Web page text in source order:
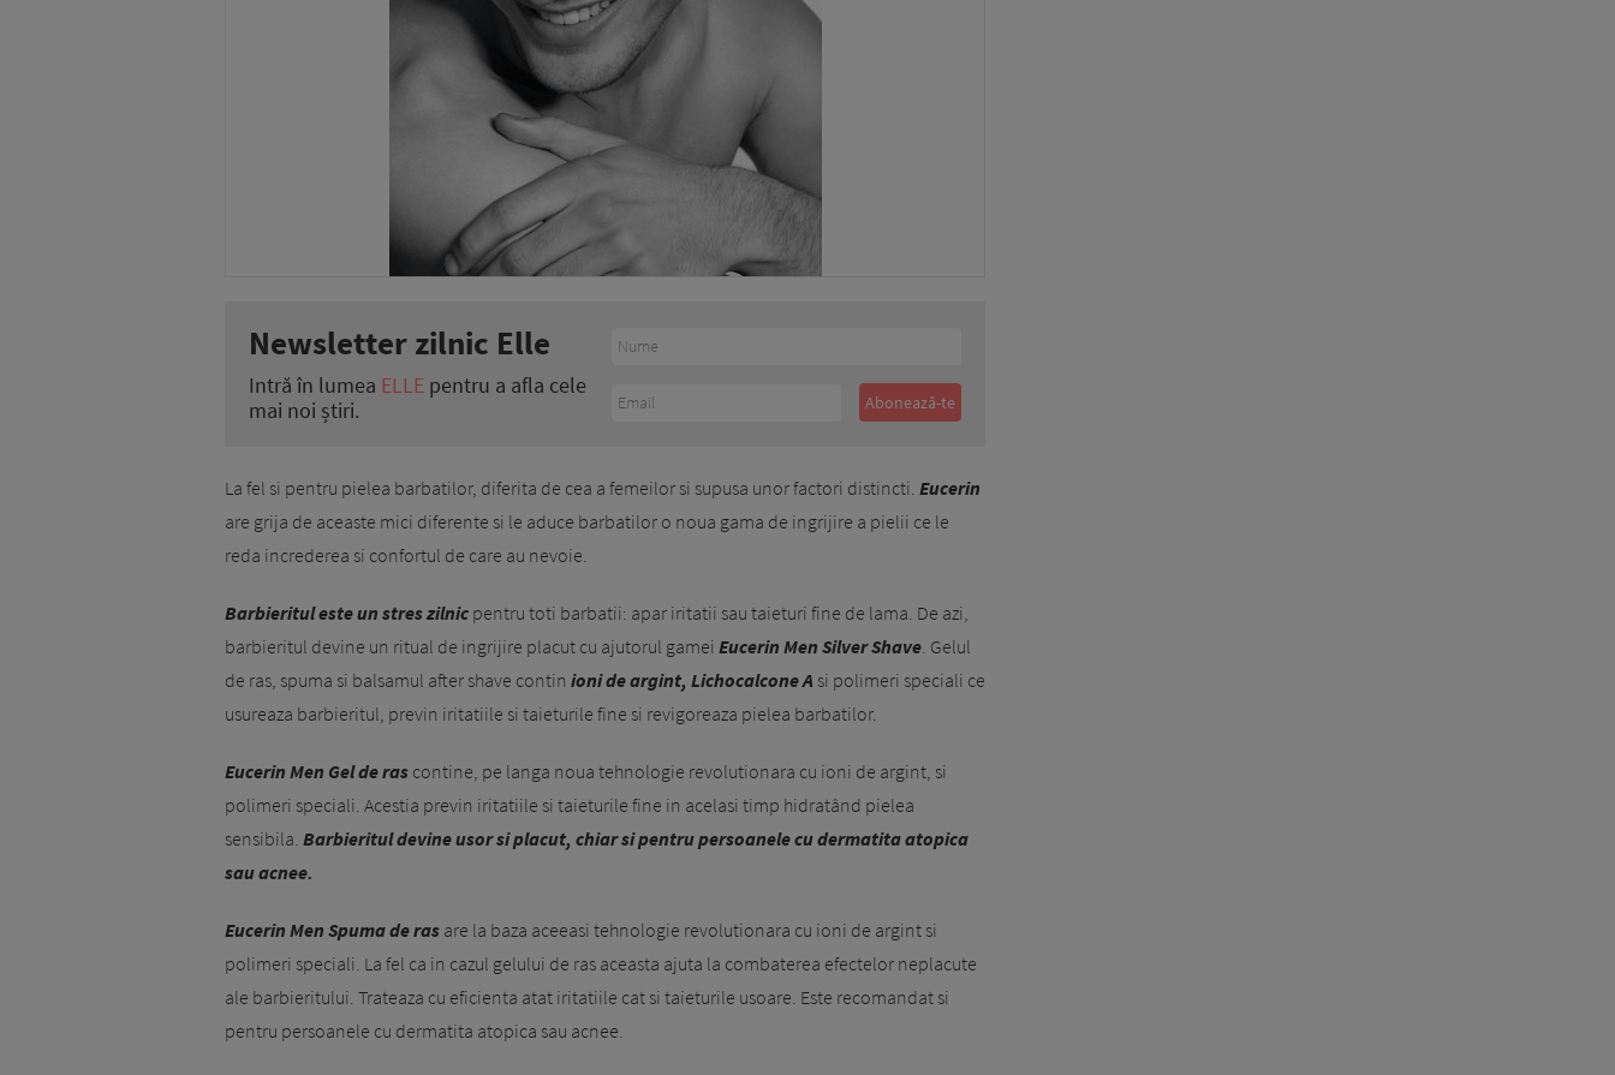
Newsletter zilnic Elle
Intră în lumea ELLE pentru a afla cele
mai noi știri.
La fel si pentru pielea barbatilor, diferita de cea a femeilor si supusa unor factori distincti. Eucerin
are grija de aceaste mici diferente si le aduce barbatilor o noua gama de ingrijire a pielii ce le
reda increderea si confortul de care au nevoie.
Barbieritul este un stres zilnic pentru toti barbatii: apar iritatii sau taieturi fine de lama. De azi,
barbieritul devine un ritual de ingrijire placut cu ajutorul gamei Eucerin Men Silver Shave. Gelul
de ras, spuma si balsamul after shave contin ioni de argint, Lichocalcone A si polimeri speciali ce
usureaza barbieritul, previn iritatiile si taieturile fine si revigoreaza pielea barbatilor.
Eucerin Men Gel de ras contine, pe langa noua tehnologie revolutionara cu ioni de argint, si
polimeri speciali. Acestia previn iritatiile si taieturile fine in acelasi timp hidratând pielea
sensibila. Barbieritul devine usor si placut, chiar si pentru persoanele cu dermatita atopica
sau acnee.
Eucerin Men Spuma de ras are la baza aceeasi tehnologie revolutionara cu ioni de argint si
polimeri speciali. La fel ca in cazul gelului de ras aceasta ajuta la combaterea efectelor neplacute
ale barbieritului. Trateaza cu eficienta atat iritatiile cat si taieturile usoare. Este recomandat si
pentru persoanele cu dermatita atopica sau acnee.